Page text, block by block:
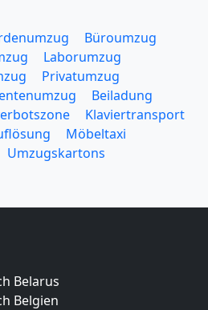
Büroumzug
Laborumzug
Privatumzug
Beiladung
Klaviertransport
Möbeltaxi
Umzugskartons
Belarus
Belgien